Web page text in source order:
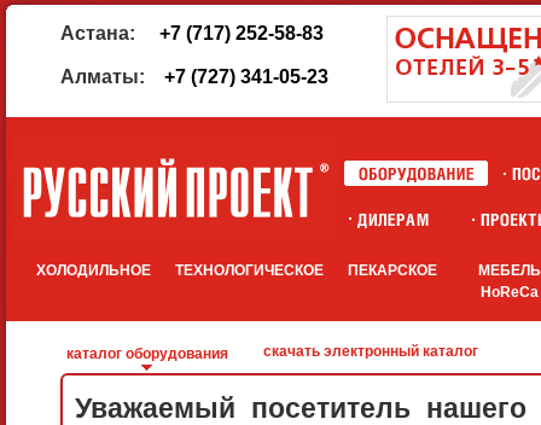
Астана: +7 (717) 252-58-83
Алматы: +7 (727) 341-05-23
ХОЛОДИЛЬНОЕ ТЕХНОЛОГИЧЕСКОЕ ПЕКАРСКОЕ
МЕБЕЛЬ
HoReCa
каталог оборудования скачать электронный каталог
Уважаемый посетитель